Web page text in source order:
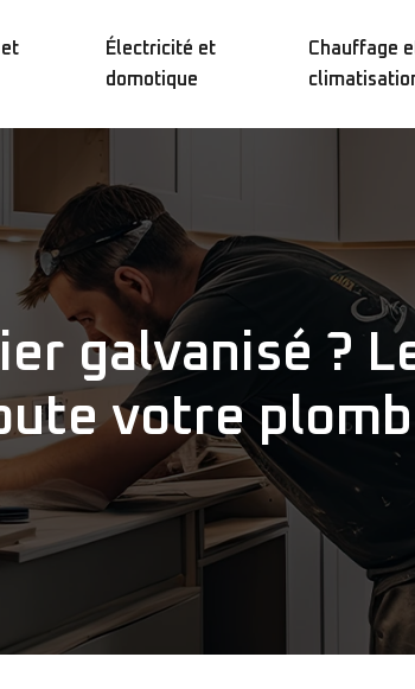
Électricité et
domotique
Chauffage
galvanisé ?
votre